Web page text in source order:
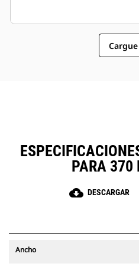
PARA
cloud_download DESCARGAR
Ancho